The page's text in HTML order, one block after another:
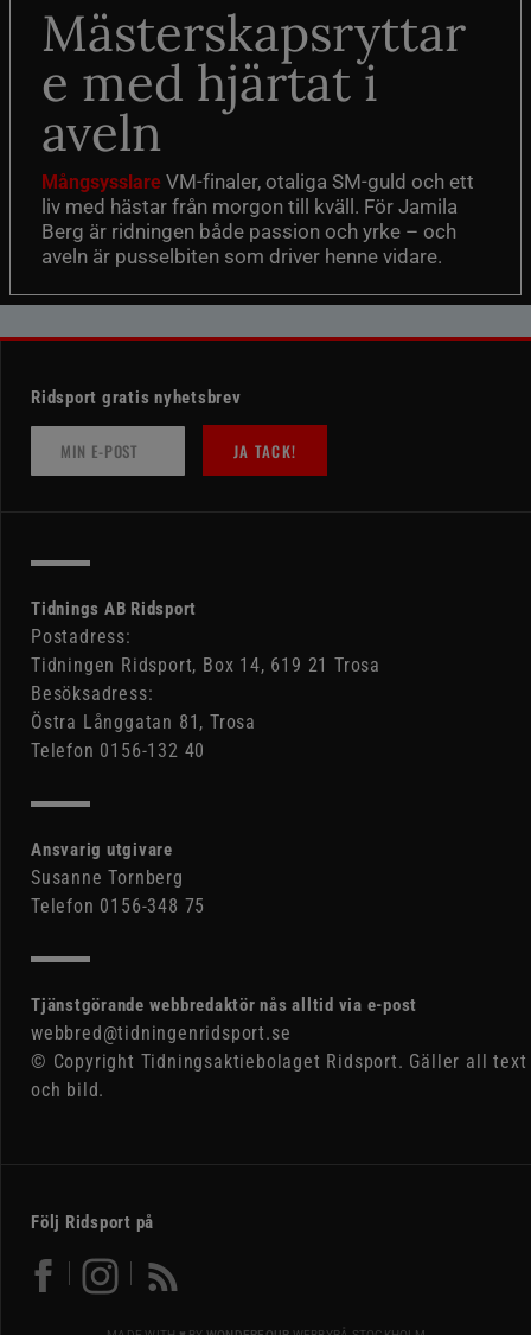
Mästerskapsryttar
e med hjärtat i
aveln
Mångsysslare VM-finaler, otaliga SM-guld och ett
liv med hästar från morgon till kväll. För Jamila
Berg är ridningen både passion och yrke – och
aveln är pusselbiten som driver henne vidare.
Ridsport gratis nyhetsbrev
JA TACK!
Tidnings AB Ridsport
Postadress:
Tidningen Ridsport, Box 14, 619 21 Trosa
Besöksadress:
Östra Långgatan 81, Trosa
Telefon 0156-132 40
Ansvarig utgivare
Susanne Tornberg
Telefon 0156-348 75
Tjänstgörande webbredaktör nås alltid via e-post
webbred@tidningenridsport.se
© Copyright Tidningsaktiebolaget Ridsport. Gäller all text
och bild.
Följ Ridsport på